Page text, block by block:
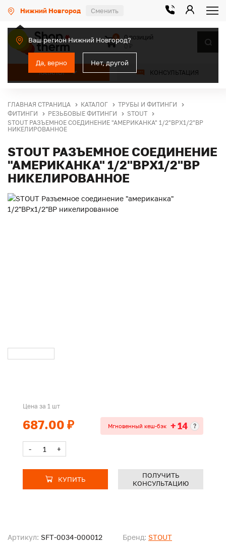
Нижний Новгород Сменить
Ваш регион Нижний Новгород?
Да, верно Нет, другой
КАТАЛОГ КОНСУЛЬТАЦИЯ
0
0 позиций
ГЛАВНАЯ СТРАНИЦА КАТАЛОГ
ТРУБЫ И ФИТИНГИ
ФИТИНГИ
РЕЗЬБОВЫЕ ФИТИНГИ
STOUT
STOUT РАЗЪЕМНОЕ СОЕДИНЕНИЕ "АМЕРИКАНКА" 1/2"ВРX1/2"ВР
НИКЕЛИРОВАННОЕ
STOUT РАЗЪЕМНОЕ СОЕДИНЕНИЕ
"АМЕРИКАНКА" 1/2"ВРX1/2"ВР
НИКЕЛИРОВАННОЕ
Артикул: SFT-0034-000012 Бренд: STOUT
Цена за 1 шт
687.00 ₽ Мгновенный кеш-бэк + 14 ?
- +
КУПИТЬ
ПОЛУЧИТЬ
КОНСУЛЬТАЦИЮ